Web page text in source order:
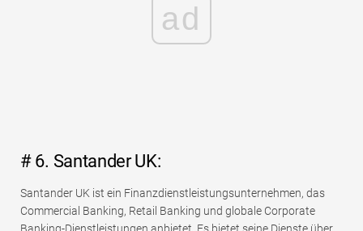
ad
# 6. Santander UK:
Santander UK ist ein Finanzdienstleistungsunternehmen, das
Commercial Banking, Retail Banking und globale Corporate
Banking-Dienstleistungen anbietet. Es bietet seine Dienste über